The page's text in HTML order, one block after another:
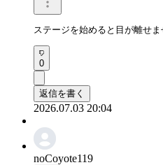
ステージを始めると目が離せ
0
返信を書く
2026.07.03 20:04
noCoyote119